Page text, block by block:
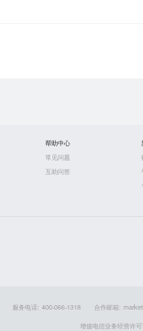
帮助中心
常见问题
互助问答
服务电话: 400-066-1318 合作邮箱:
增值电信业务经营许